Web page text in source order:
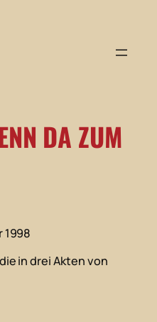
DA ZUM
in drei Akten von